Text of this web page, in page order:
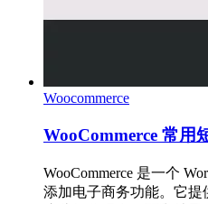
Woocommerce
WooCommerce 常用
WooCommerce 是一个
添加电子商务功能。它提